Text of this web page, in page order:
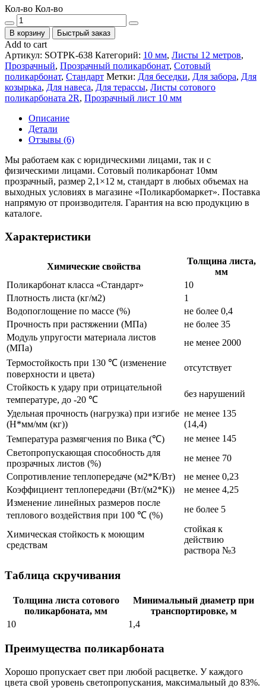
Кол-во Кол-во
В корзину Быстрый заказ
Add to cart
Артикул: SOTPK-638 Категорий: 10 мм, Листы 12 метров,
Прозрачный, Прозрачный поликарбонат, Сотовый
поликарбонат, Стандарт Метки: Для беседки, Для забора, Для
козырька, Для навеса, Для терассы, Листы сотового
поликарбоната 2R, Прозрачный лист 10 мм
Описание
Детали
Отзывы (6)
Мы работаем как с юридическими лицами, так и с
физическими лицами. Сотовый поликарбонат 10мм
прозрачный, размер 2,1×12 м, стандарт в любых объемах на
выходных условиях в магазине «Поликарбомаркет». Поставка
напрямую от производителя. Гарантия на всю продукцию в
каталоге.
Характеристики
Химические свойства
Толщина листа,
мм
Поликарбонат класса «Стандарт»
10
Плотность листа (кг/м2)
1
Водопоглощение по массе (%)
не более 0,4
Прочность при растяжении (МПа)
не более 35
Модуль упругости материала листов
(МПа)
не менее 2000
Термостойкость при 130 ℃ (изменение
поверхности и цвета)
отсутствует
Стойкость к удару при отрицательной
температуре, до -20 ℃
без нарушений
Удельная прочность (нагрузка) при изгибе
(Н*мм/мм (кг))
не менее 135
(14,4)
Температура размягчения по Вика (℃)
не менее 145
Светопропускающая способность для
прозрачных листов (%)
не менее 70
Сопротивление теплопередаче (м2*К/Вт)
не менее 0,23
Коэффициент теплопередачи (Вт/(м2*К))
не менее 4,25
Изменение линейных размеров после
теплового воздействия при 100 ℃ (%)
не более 5
Химическая стойкость к моющим
средствам
стойкая к
действию
раствора №3
Таблица скручивания
Толщина листа сотового
поликарбоната, мм
Минимальный диаметр при
транспортировке, м
10
1,4
Преимущества поликарбоната
Хорошо пропускает свет при любой расцветке. У каждого
цвета свой уровень светопропускания, максимальный до 83%.